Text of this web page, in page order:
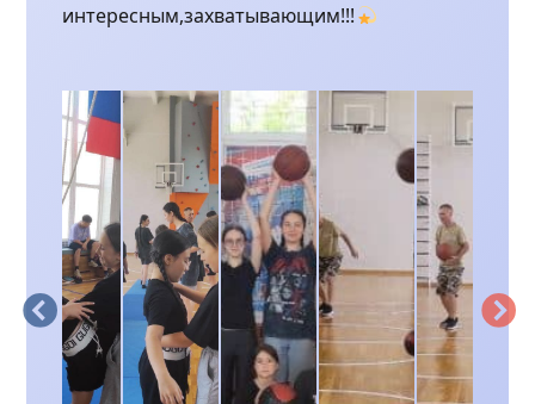
интересным,захватывающим!!!